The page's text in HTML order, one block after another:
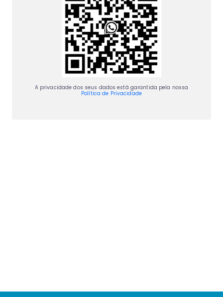
A privacidade dos seus dados está garantida pela nossa
Política de Privacidade